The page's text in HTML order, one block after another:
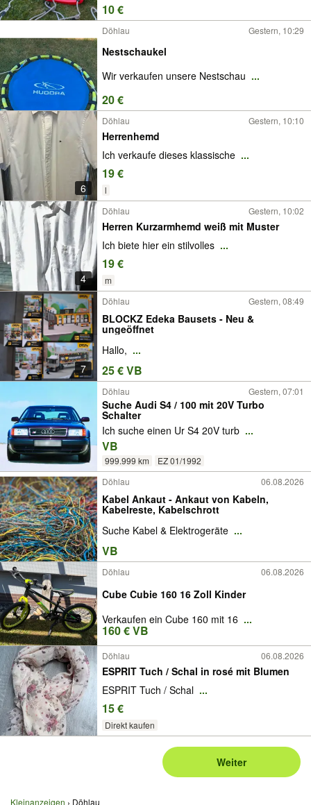
10 €
Döhlau Gestern, 10:29
Nestschaukel
Wir verkaufen unsere Nestschau ...
20 €
6
Döhlau Gestern, 10:10
Herrenhemd
Ich verkaufe dieses klassische ...
19 €
l
4
Döhlau Gestern, 10:02
Herren Kurzarmhemd weiß mit Muster
Ich biete hier ein stilvolles ...
19 €
m
7
Döhlau Gestern, 08:49
BLOCKZ Edeka Bausets - Neu &
ungeöffnet
Hallo, ...
25 € VB
Döhlau Gestern, 07:01
Suche Audi S4 / 100 mit 20V Turbo
Schalter
Ich suche einen Ur S4 20V turb ...
VB
999.999 km
EZ 01/1992
Döhlau
06.08.2026
Kabel Ankaut - Ankaut von Kabeln,
Kabelreste, Kabelschrott
Suche Kabel & Elektrogeräte ...
VB
Döhlau 06.08.2026
Cube Cubie 160 16 Zoll Kinder
Verkaufen ein Cube 160 mit 16 ...
160 € VB
Döhlau 06.08.2026
ESPRIT Tuch / Schal in rosé mit Blumen
ESPRIT Tuch / Schal ...
15 €
Direkt kaufen
Weiter
Kleinanzeigen Döhlau